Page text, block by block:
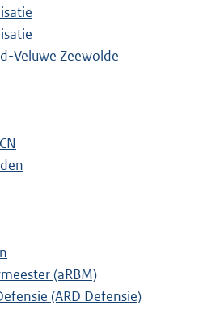
Veluwe Zeewolde
(aRBM)
(ARD Defensie)